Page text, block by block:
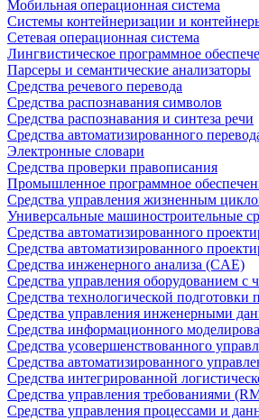
Мобильная операционная система
Системы контейнеризации и
Сетевая операционная система
Лингвистическое программное
Парсеры и семантические анализаторы
Средства речевого перевода
Средства распознавания символов
Средства распознавания и синтеза речи
Средства автоматизированного
Электронные словари
Средства проверки правописания
Промышленное программное
Средства управления жизненным
Универсальные машиностроительные
Средства автоматизированного
Средства автоматизированного
Средства инженерного анализа (CAE)
Средства управления оборудованием
Средства технологической подготовки
Средства управления инженерными
Средства информационного
Средства усовершенствованного
Средства автоматизированного
Средства интегрированной
Средства управления требованиями
Средства управления процессами и